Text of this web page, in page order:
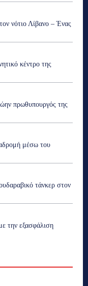
νότιο Λίβανο – Ένας
κέντρο της
πρωθυπουργός της
μέσω του
τάνκερ στον
την εξασφάλιση